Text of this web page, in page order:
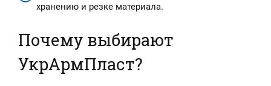
хранению и резке материала.
Почему выбирают
УкрАрмПласт?